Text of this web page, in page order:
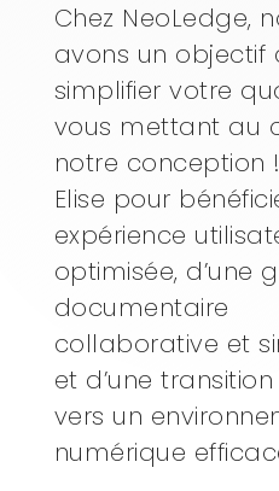
Chez NeoLedge,
avons un objectif
simplifier votre
vous mettant au
notre conception
Elise pour
expérience
optimisée, d’une
documentaire
collaborative et
et d’une
vers un
numérique